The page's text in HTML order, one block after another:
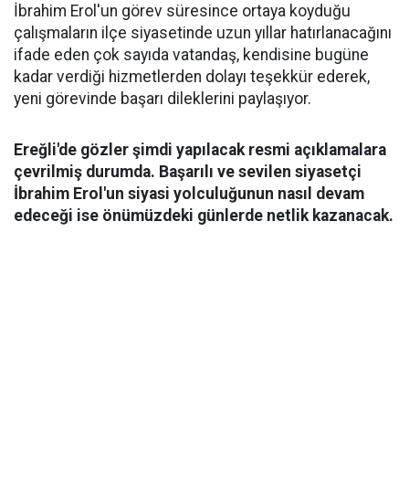
İbrahim Erol'un görev süresince ortaya koyduğu
çalışmaların ilçe siyasetinde uzun yıllar hatırlanacağını
ifade eden çok sayıda vatandaş, kendisine bugüne
kadar verdiği hizmetlerden dolayı teşekkür ederek,
yeni görevinde başarı dileklerini paylaşıyor.
Ereğli'de gözler şimdi yapılacak resmi açıklamalara
çevrilmiş durumda. Başarılı ve sevilen siyasetçi
İbrahim Erol'un siyasi yolculuğunun nasıl devam
edeceği ise önümüzdeki günlerde netlik kazanacak.